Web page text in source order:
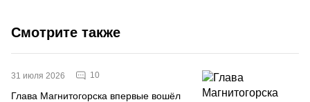
Смотрите также
31 июля 2026 10
Глава Магнитогорска впервые вошёл